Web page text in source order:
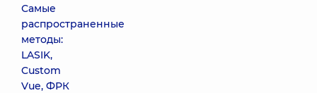
Самые
распространенные
методы:
LASIK,
Custom
Vue, ФРК